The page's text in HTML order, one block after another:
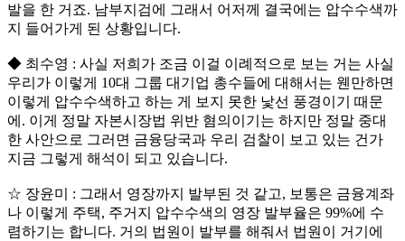
발을 한 거죠. 남부지검에 그래서 어저께 결국에는 압수수색까
지 들어가게 된 상황입니다.
◆ 최수영 : 사실 저희가 조금 이걸 이례적으로 보는 거는 사실
우리가 이렇게 10대 그룹 대기업 총수들에 대해서는 웬만하면
이렇게 압수수색하고 하는 게 보지 못한 낯선 풍경이기 때문
에. 이게 정말 자본시장법 위반 혐의이기는 하지만 정말 중대
한 사안으로 그러면 금융당국과 우리 검찰이 보고 있는 건가
지금 그렇게 해석이 되고 있습니다.
☆ 장윤미 : 그래서 영장까지 발부된 것 같고, 보통은 금융계좌
나 이렇게 주택, 주거지 압수수색의 영장 발부율은 99%에 수
렴하기는 합니다. 거의 법원이 발부를 해줘서 법원이 거기에